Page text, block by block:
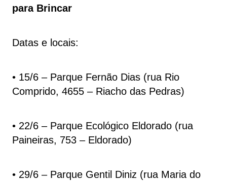
para Brincar
Datas e locais:
• 15/6 – Parque Fernão Dias (rua Rio
Comprido, 4655 – Riacho das Pedras)
• 22/6 – Parque Ecológico Eldorado (rua
Paineiras, 753 – Eldorado)
• 29/6 – Parque Gentil Diniz (rua Maria do